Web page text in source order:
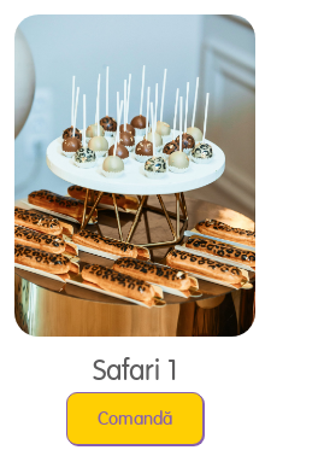
Safari 1
Comandă